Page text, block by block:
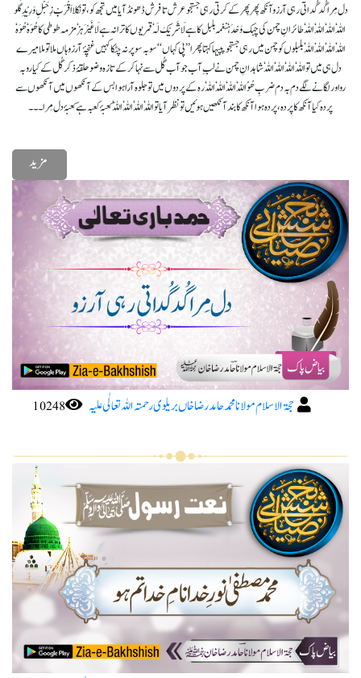
دل مِرا گُدگُداتی رہی آرزوآنکھ پِھر پِھر کے کرتی رہی جستجو عرش تا فرش ڈھونڈ آیا میں تجھ کو، تونکلا اَقْرَبْ زِ حَبْلِ وَرِیْدِ گُلو
اللہٗ اللہٗ اللہٗ اللہٗ طائرانِ چمن کی چہک وَحْدَہٗنغمہ بلبل کا ہے لَاشَرِیْکَ لَہٗ قمریوں کا ترانہ ہے لَاغَیْرَہٗزمزمہ طوطی کا ھُوَہٗ ھُوَہٗ
اللہٗ اللہٗ اللہٗ اللہٗ بلبلوں کو چمن میں رہی جستجوپپیہا کہتا پھرا ’’پی کہاں‘‘ سو بہ سو پر نہ چٹکا کہیں غنچۂ آرزوہاں ملا تو ملا میرے
دل ہی میں تو اللہٗ اللہٗ اللہٗ اللہٗ شاہدانِ چمن نے لبِ آب جوآب گُل سے نہا کر کے تازہ وضو حلقۂ ذکر گُل کے کیا رو بہ
رواور لگانے لگے دم بہ دم ضربِ ھُوْ اللہٗ اللہٗ اللہٗ اللہٗ رہ کے پردوں میں تو جلوہ آرا ہوابس کے آنکھوں میں آنکھوں سے
پردہ کیا آنکھ کا پردہ، پردہ ہوا آنکھ کابند آنکھیں ہوئیں تو نظر آیا تو اللہٗ اللہٗ اللہٗ اللہٗ کعبۂ کعبہ ہے کعبۂ دل مِرا۔۔۔
مزید
حجۃ الاسلام مولانا محمد حامد رضا خاں بریلوی رحمتہ اللہ تعا لٰی علیہ